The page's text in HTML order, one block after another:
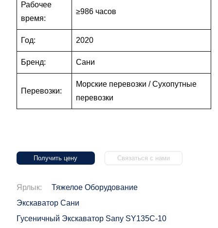
Рабочее
время:
≥986 часов
Год: 2020
Бренд: Сани
Перевозки:
Морские перевозки / Сухопутные
перевозки
Получить цену Связаться с нами
Ярлык:
Тяжелое Оборудование
Экскаватор Сани
Гусеничный Экскаватор Sany SY135C-10